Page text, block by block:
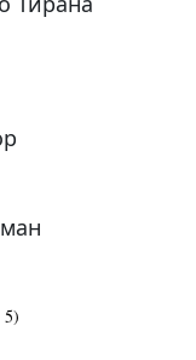
5)